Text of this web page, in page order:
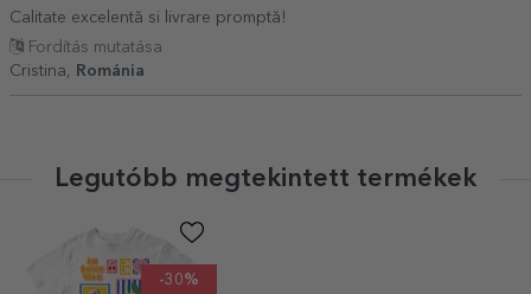
Calitate excelentă si livrare promptă!
Fordítás mutatása
Cristina,
Románia
Legutóbb megtekintett termékek
-30%